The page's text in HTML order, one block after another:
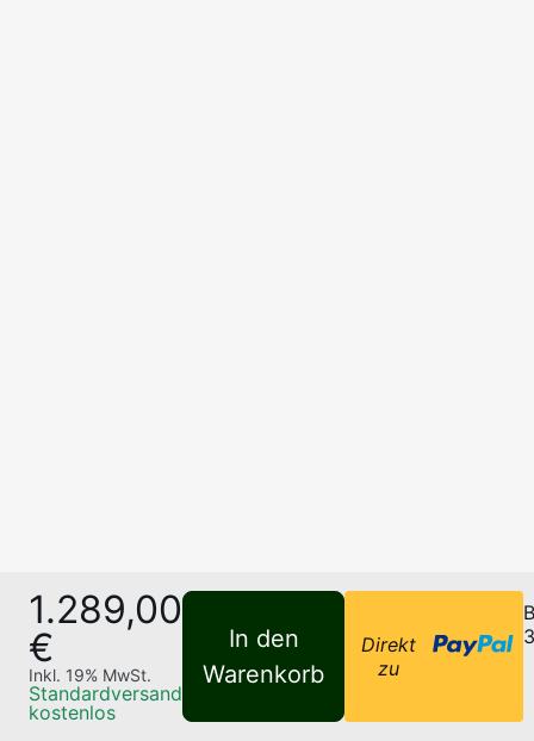
1.289,00
€
Inkl. 19% MwSt.
Standardversand
kostenlos
In den
Warenkorb
Direkt
zu